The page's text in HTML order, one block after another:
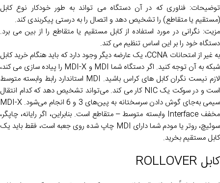
توضیحات: فناوری که در آن دستگاه می تواند به طور خودکار نوع کابل
(مستقیم یا متقاطع) را تشخیص دهد و اتصال را به درستی پیکربندی کند.
مزیت: نگرانی در مورد استفاده از کابل مستقیم یا متقاطع را از بین می برد.
دستگاه خود را بر این اساس تنظیم می کند.
به غیر از امتحانات CCNA، یک عارضه دیگر وجود دارد که باید هنگام خرید کابل
شبکه به آن توجه کنید. اگر دستگاه شما MDI و MDI-X را پیاده سازی می کند،
لازم نیست نگران کابل های کراس باشید. MDI استاندارد رابط وابسته متوسط
است و در سوکت یک NIC کار می کند. می‌تواند تشخیص دهد که کدام انتقال
سیمی به‌جای گوش دادن سرسختانه به پین‌های 3 و 6 انجام می‌شود. MDI-X
مخفف Interface وابسته متوسط – متقاطع است. بنابراین، اگر رایانه، چاپگر،
سوئیچ، روتر یا مودم شما دارای MDI چاپ شده روی جعبه است، فقط باید یک
کابل مستقیم بخرید.
کابل ROLLOVER